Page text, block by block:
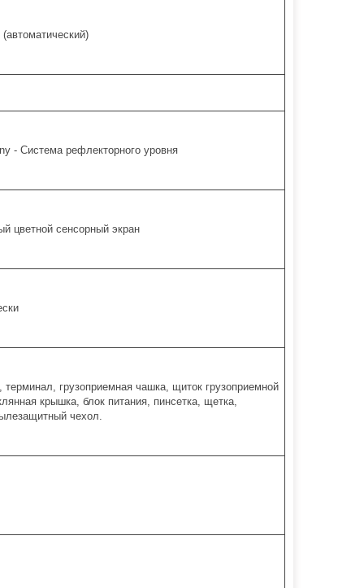
- Система рефлекторного уровня
цветной сенсорный экран
грузоприемная чашка, щиток грузоприемной
крышка, блок питания, пинсетка, щетка,
чехол.